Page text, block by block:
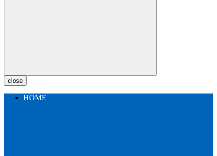
close
HOME